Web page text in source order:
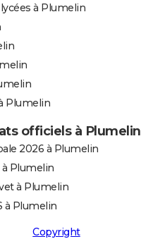
à Plumelin
Plumelin
officiels à Plumelin
2026 à Plumelin
à Plumelin
à Plumelin
à Plumelin
Copyright